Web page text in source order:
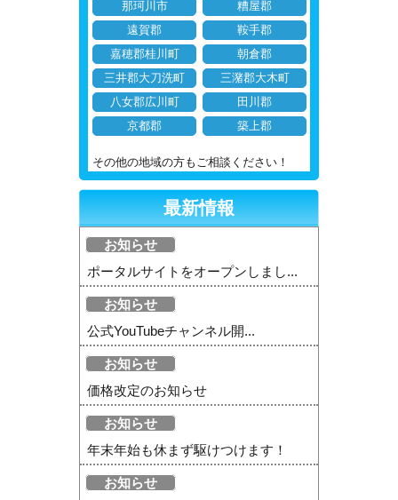
那珂川市
糟屋郡
遠賀郡
鞍手郡
嘉穂郡桂川町
朝倉郡
三井郡大刀洗町
三潴郡大木町
八女郡広川町
田川郡
京都郡
築上郡
その他の地域の方もご相談ください！
最新情報
お知らせ
ポータルサイトをオープンしまし...
お知らせ
公式YouTubeチャンネル開...
お知らせ
価格改定のお知らせ
お知らせ
年末年始も休まず駆けつけます！
お知らせ